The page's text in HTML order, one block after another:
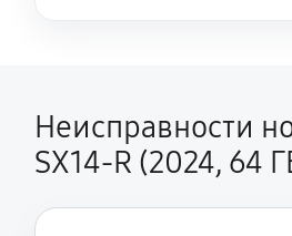
Настройка ОС ноутбука Sony
RAM)
Неисправности
SX14-R (2024, 64